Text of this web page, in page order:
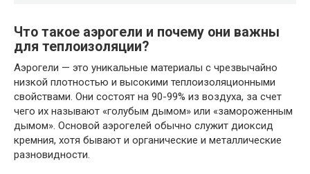
Что такое аэрогели и почему они важны
для теплоизоляции?
Аэрогели — это уникальные материалы с чрезвычайно
низкой плотностью и высокими теплоизоляционными
свойствами. Они состоят на 90-99% из воздуха, за счет
чего их называют «голубым дымом» или «замороженным
дымом». Основой аэрогелей обычно служит диоксид
кремния, хотя бывают и органические и металлические
разновидности.